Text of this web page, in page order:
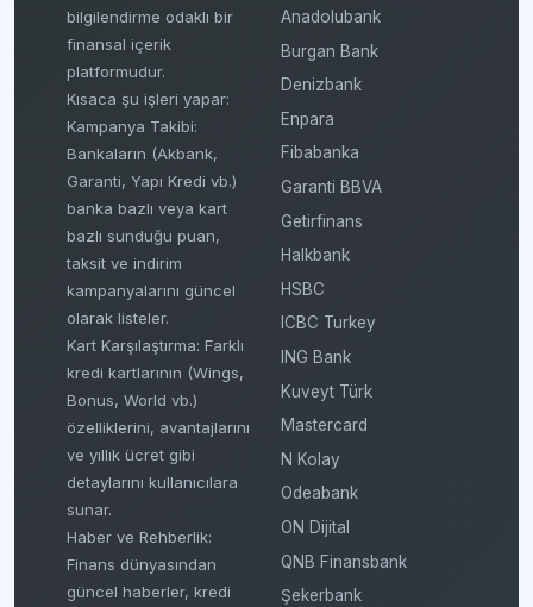
bilgilendirme odaklı bir
finansal içerik
platformudur.
Kısaca şu işleri yapar:
Kampanya Takibi:
Bankaların (Akbank,
Garanti, Yapı Kredi vb.)
banka bazlı veya kart
bazlı sunduğu puan,
taksit ve indirim
kampanyalarını güncel
olarak listeler.
Kart Karşılaştırma: Farklı
kredi kartlarının (Wings,
Bonus, World vb.)
özelliklerini, avantajlarını
ve yıllık ücret gibi
detaylarını kullanıcılara
sunar.
Haber ve Rehberlik:
Finans dünyasından
güncel haberler, kredi
Anadolubank
Burgan Bank
Denizbank
Enpara
Fibabanka
Garanti BBVA
Getirfinans
Halkbank
HSBC
ICBC Turkey
ING Bank
Kuveyt Türk
Mastercard
N Kolay
Odeabank
ON Dijital
QNB Finansbank
Şekerbank